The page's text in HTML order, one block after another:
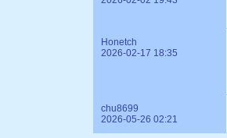
Honetch
2026-02-17 18:35
chu8699
2026-05-26 02:21